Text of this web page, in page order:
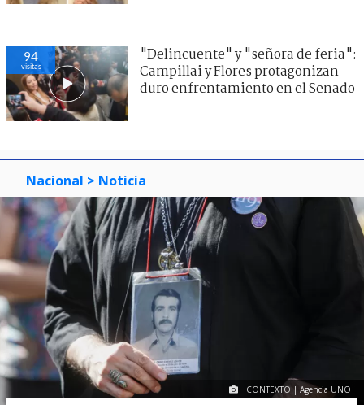
94
visitas
"Delincuente" y "señora de feria":
Campillai y Flores protagonizan
duro enfrentamiento en el Senado
Nacional > Noticia
CONTEXTO | Agencia UNO